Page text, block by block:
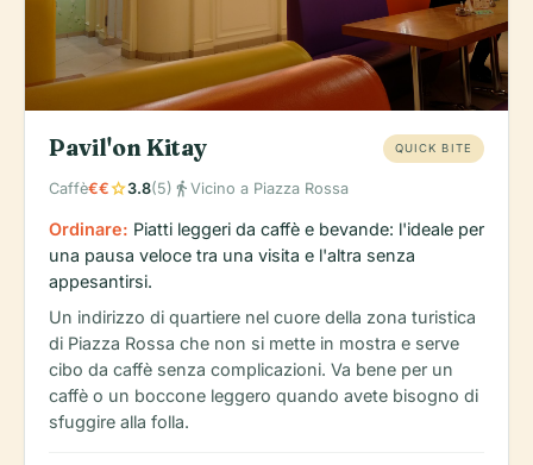
Pavil'on Kitay QUICK BITE
Caffè€€star3.8(5) directions_walk Vicino a Piazza Rossa
Ordinare: Piatti leggeri da caffè e bevande: l'ideale per
una pausa veloce tra una visita e l'altra senza
appesantirsi.
Un indirizzo di quartiere nel cuore della zona turistica
di Piazza Rossa che non si mette in mostra e serve
cibo da caffè senza complicazioni. Va bene per un
caffè o un boccone leggero quando avete bisogno di
sfuggire alla folla.